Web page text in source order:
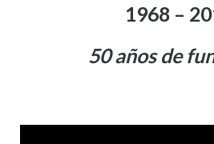
1968 –
50 años de